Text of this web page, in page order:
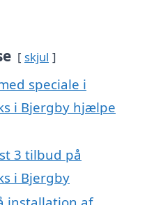
skjul
speciale i
i Bjergby hjælpe
3 tilbud på
i Bjergby